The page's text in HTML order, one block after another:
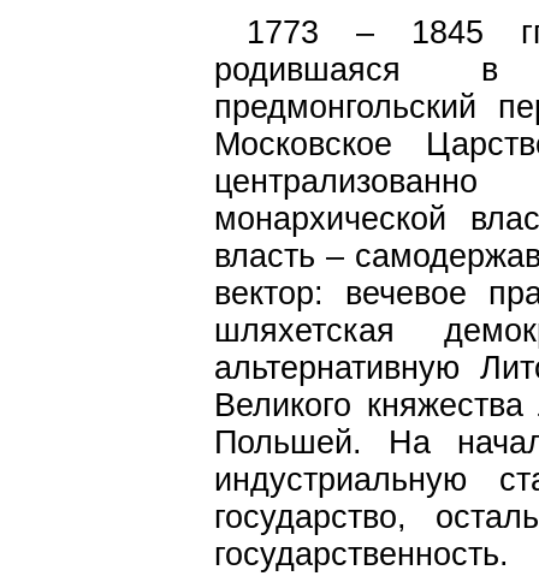
1773 – 1845 гг.
родившаяся в
предмонгольский
Московское
монархической
власть –
вектор: вечевое
шляхетская
альтернативную
Великого
Польшей. На
индустриальную
государство,
государственность.